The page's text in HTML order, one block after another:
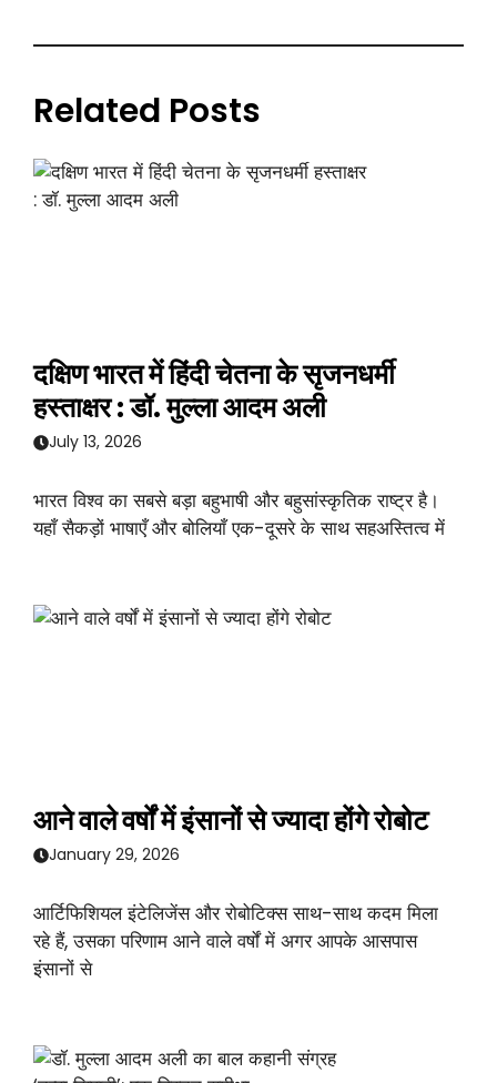
Related Posts
दक्षिण भारत में हिंदी चेतना के सृजनधर्मी
हस्ताक्षर : डॉ. मुल्ला आदम अली
July 13, 2026
भारत विश्व का सबसे बड़ा बहुभाषी और बहुसांस्कृतिक राष्ट्र है।
यहाँ सैकड़ों भाषाएँ और बोलियाँ एक-दूसरे के साथ सहअस्तित्व में
आने वाले वर्षों में इंसानों से ज्यादा होंगे रोबोट
January 29, 2026
आर्टिफिशियल इंटेलिजेंस और रोबोटिक्स साथ-साथ कदम मिला
रहे हैं, उसका परिणाम आने वाले वर्षों में अगर आपके आसपास
इंसानों से